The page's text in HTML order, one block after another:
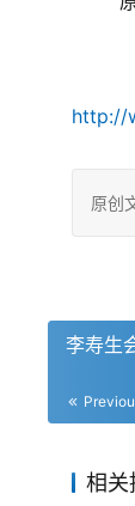
http://
原创
李寿生
相关